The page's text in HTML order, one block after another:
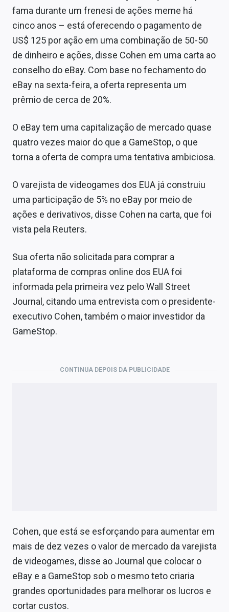
fama durante um frenesi de ações meme há
cinco anos – está oferecendo o pagamento de
US$ 125 por ação em uma combinação de 50-50
de dinheiro e ações, disse Cohen em uma carta ao
conselho do eBay. Com base no fechamento do
eBay na sexta-feira, a oferta representa um
prêmio de cerca de 20%.
O eBay tem uma capitalização de mercado quase
quatro vezes maior do que a GameStop, o que
torna a oferta de compra uma tentativa ambiciosa.
O varejista de videogames dos EUA já construiu
uma participação de 5% no eBay por meio de
ações e derivativos, disse Cohen na carta, que foi
vista pela Reuters.
Sua oferta não solicitada para comprar a
plataforma de compras online dos EUA foi
informada pela primeira vez pelo Wall Street
Journal, citando uma entrevista com o presidente-
executivo Cohen, também o maior investidor da
GameStop.
CONTINUA DEPOIS DA PUBLICIDADE
Cohen, que está se esforçando para aumentar em
mais de dez vezes o valor de mercado da varejista
de videogames, disse ao Journal que colocar o
eBay e a GameStop sob o mesmo teto criaria
grandes oportunidades para melhorar os lucros e
cortar custos.